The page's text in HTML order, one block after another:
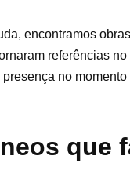
encontramos
referências
no
que